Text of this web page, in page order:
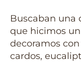
Buscaban una
que hicimos
decoramos
cardos,